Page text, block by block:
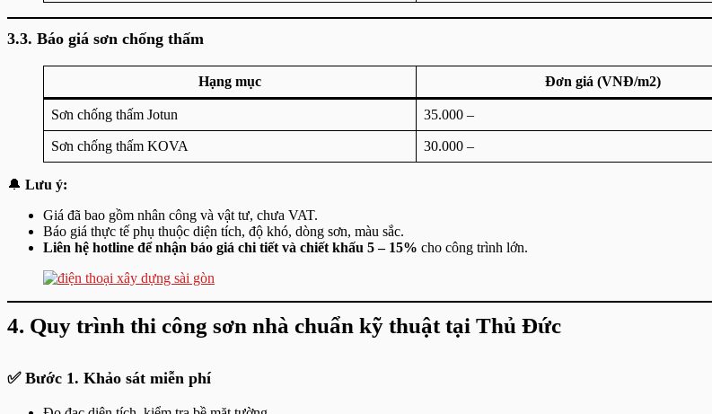
3.3. Báo giá sơn chống thấm
Hạng mục Đơn giá (VNĐ/m2)
Sơn chống thấm Jotun 35.000 –
Sơn chống thấm KOVA 30.000 –
🔔 Lưu ý:
Giá đã bao gồm nhân công và vật tư, chưa VAT.
Báo giá thực tế phụ thuộc diện tích, độ khó, dòng sơn, màu sắc.
Liên hệ hotline để nhận báo giá chi tiết và chiết khấu 5 – 15% cho công trình lớn.
4. Quy trình thi công sơn nhà chuẩn kỹ thuật tại Thủ Đức
✅ Bước 1. Khảo sát miễn phí